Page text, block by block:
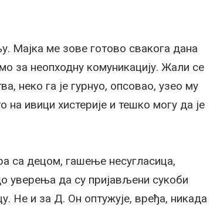
Мајка ме зове готово свакога дана
за неопходну комуникацију. Жали се
неко га је гурнуо, опсовао, узео му
ивици хистерије и тешко могу да је
са децом, гашење несугласица,
уверења да су пријављени сукоби
Не и за Д. Он оптужује, вређа, никада